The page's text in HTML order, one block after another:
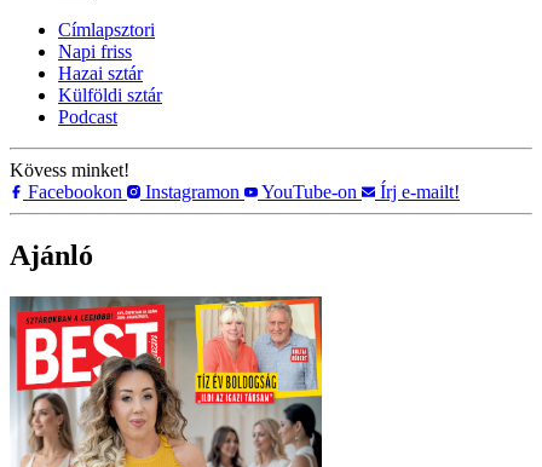
Címlapsztori
Napi friss
Hazai sztár
Külföldi sztár
Podcast
Kövess minket!
Facebookon
Instagramon YouTube-on Írj e-mailt!
Ajánló